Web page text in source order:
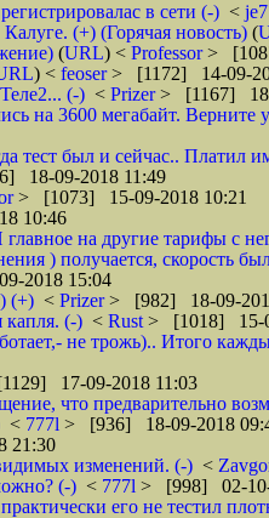
в сети (-) <
(+) (Горячая новость) (
(URL) < Professor>
) < feoser> [1172] 14-09-
(-) < Prizer> [1167] 18-
на 3600 мегабайт.
тест был и сейчас..
18-09-2018 11:49
> [1073] 15-09-2018 10:21
10:46
на другие тарифы с
) получается, скорость
2018 15:04
(+) < Prizer> [982] 18-09-
(-) < Rust > [1018] 15-
не трожь).. Итого
17-09-2018 11:03
что предварительно
< 777l > [936] 18-09-2018
21:30
изменений. (-) <
(-) < 777l > [998] 02-10-
его не тестил